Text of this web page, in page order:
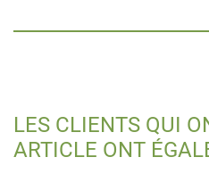
LES CLIENTS QUI
ARTICLE ONT